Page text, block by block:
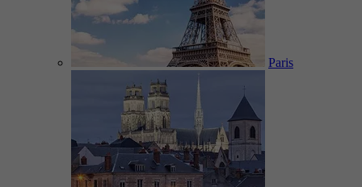
Paris